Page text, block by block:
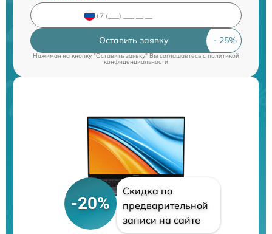
Оставить заявку
Нажимая на кнопку "Оставить заявку" Вы соглашаетесь cполитикой
конфиденциальности
-20%
Скидка по
предварительной
записи на сайте